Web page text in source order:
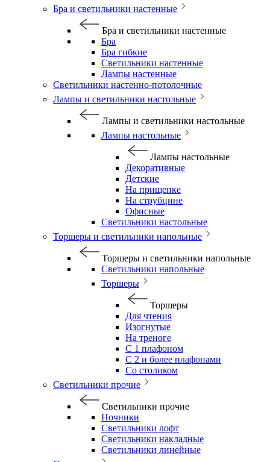
Бра и светильники настенные
Бра и светильники настенные
Бра
Бра гибкие
Светильники настенные
Лампы настенные
Светильники настенно-потолочные
Лампы и светильники настольные
Лампы и светильники настольные
Лампы настольные
Лампы настольные
Декоративные
Детские
На прищепке
На струбцине
Офисные
Светильники настольные
Торшеры и светильники напольные
Торшеры и светильники напольные
Светильники напольные
Торшеры
Торшеры
Для чтения
Изогнутые
На треноге
С 1 плафоном
С 2 и более плафонами
Со столиком
Светильники прочие
Светильники прочие
Ночники
Светильники лофт
Светильники накладные
Светильники линейные